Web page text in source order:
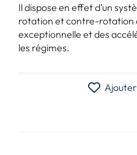
Il dispose en effet d’un
rotation et contre-rotation
exceptionnelle et des
les régimes.